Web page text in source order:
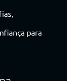
para